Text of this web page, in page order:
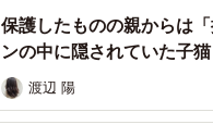
保護したものの親からは
ンの中に隠されていた子猫
渡辺 陽